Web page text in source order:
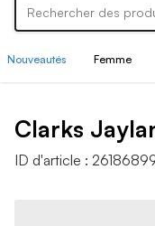
Nouveautés Femme
Clarks
ID d'article :